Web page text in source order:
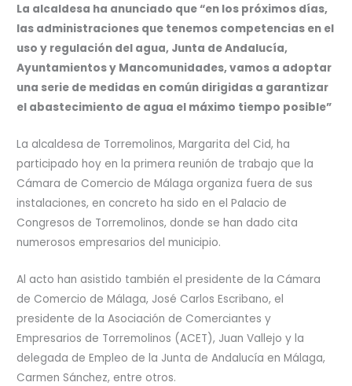
La alcaldesa ha anunciado que “en los próximos días,
las administraciones que tenemos competencias en el
uso y regulación del agua, Junta de Andalucía,
Ayuntamientos y Mancomunidades, vamos a adoptar
una serie de medidas en común dirigidas a garantizar
el abastecimiento de agua el máximo tiempo posible”
La alcaldesa de Torremolinos, Margarita del Cid, ha
participado hoy en la primera reunión de trabajo que la
Cámara de Comercio de Málaga organiza fuera de sus
instalaciones, en concreto ha sido en el Palacio de
Congresos de Torremolinos, donde se han dado cita
numerosos empresarios del municipio.
Al acto han asistido también el presidente de la Cámara
de Comercio de Málaga, José Carlos Escribano, el
presidente de la Asociación de Comerciantes y
Empresarios de Torremolinos (ACET), Juan Vallejo y la
delegada de Empleo de la Junta de Andalucía en Málaga,
Carmen Sánchez, entre otros.